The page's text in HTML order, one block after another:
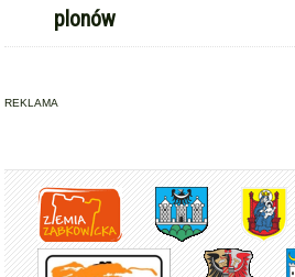
plonów
REKLAMA